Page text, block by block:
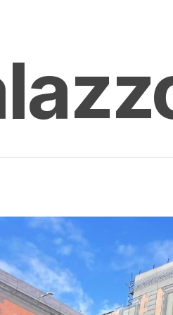
to search or ESC to